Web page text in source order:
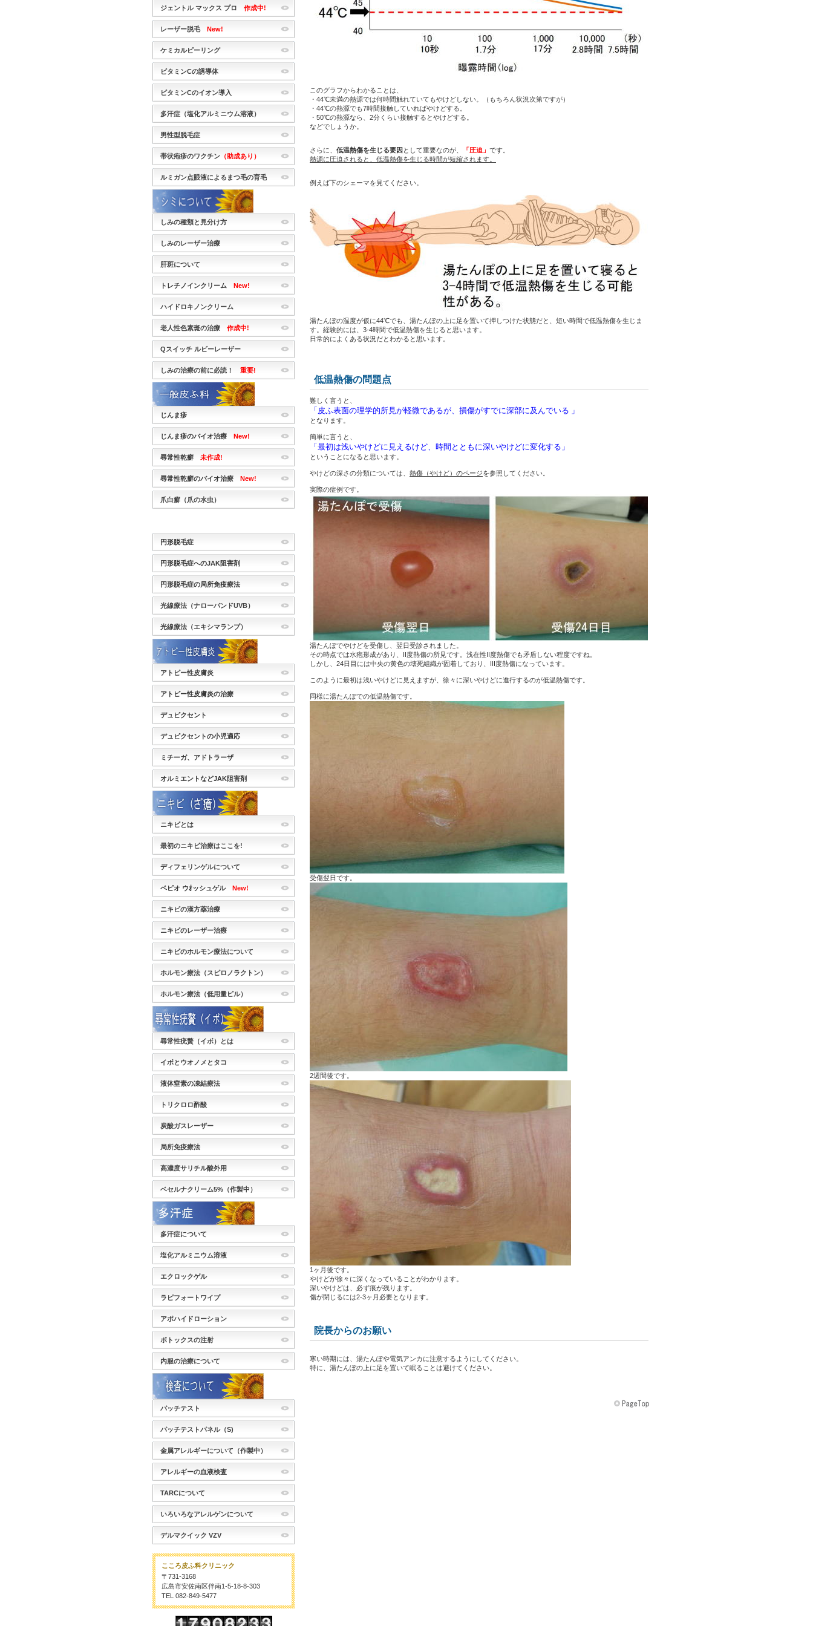
このグラフからわかることは、
・44℃未満の熱源では何時間触れていてもやけどしない。（もちろん状況次第ですが）
・44℃の熱源でも7時間接触していればやけどする。
・50℃の熱源なら、2分くらい接触するとやけどする。
などでしょうか。
さらに、 低温熱傷を生じる要因 として重要なのが、 「圧迫」 です。
熱源に圧迫されると、低温熱傷を生じる時間が短縮されます。
例えば下のシェーマを見てください。
湯たんぽの温度が仮に44℃でも、湯たんぽの上に足を置いて押しつけた状態だと、短い時間で低温熱傷を生じま
す。経験的には、3-4時間で低温熱傷を生じると思います。
日常的によくある状況だとわかると思います。
低温熱傷の問題点
難しく言うと、
「皮ふ表面の理学的所見が軽微であるが、損傷がすでに深部に及んでいる 」
となります。
簡単に言うと、
「最初は浅いやけどに見えるけど、時間とともに深いやけどに変化する」
ということになると思います。
やけどの深さの分類については、 熱傷（やけど）のページを参照してください。
実際の症例です。
湯たんぽでやけどを受傷し、翌日受診されました。
その時点では水疱形成があり、II度熱傷の所見です。浅在性II度熱傷でも矛盾しない程度ですね。
しかし、24日目には中央の黄色の壊死組織が固着しており、III度熱傷になっています。
このように最初は浅いやけどに見えますが、徐々に深いやけどに進行するのが低温熱傷です。
同様に湯たんぽでの低温熱傷です。
受傷翌日です。
2週間後です。
1ヶ月後です。
やけどが徐々に深くなっていることがわかります。
深いやけどは、必ず痕が残ります。
傷が閉じるには2-3ヶ月必要となります。
院長からのお願い
寒い時期には、湯たんぽや電気アンカに注意するようにしてください。
特に、湯たんぽの上に足を置いて眠ることは避けてください。
ジェントル マックス プロ 作成中!
レーザー脱毛New!
ケミカルピーリング
ビタミンCの誘導体
ビタミンCのイオン導入
多汗症（塩化アルミニウム溶液）
男性型脱毛症
帯状疱疹のワクチン （助成あり）
ルミガン点眼液によるまつ毛の育毛
しみの種類と見分け方
しみのレーザー治療
肝斑について
トレチノインクリーム New!
ハイドロキノンクリーム
老人性色素斑の治療 作成中!
Qスイッチ ルビーレーザー
しみの治療の前に必読！ 重要!
じんま疹
じんま疹のバイオ治療 New!
尋常性乾癬 未作成!
尋常性乾癬のバイオ治療 New!
爪白癬（爪の水虫）
円形脱毛症
円形脱毛症へのJAK阻害剤
円形脱毛症の局所免疫療法
光線療法（ナローバンドUVB）
光線療法（エキシマランプ）
アトピー性皮膚炎
アトピー性皮膚炎の治療
デュピクセント
デュピクセントの小児適応
ミチーガ、アドトラーザ
オルミエントなどJAK阻害剤
ニキビとは
最初のニキビ治療はここを!
ディフェリンゲルについて
ベピオ ウｵッシュゲルNew!
ニキビの漢方薬治療
ニキビのレーザー治療
ニキビのホルモン療法について
ホルモン療法（スピロノラクトン）
ホルモン療法（低用量ピル）
尋常性疣贅（イボ）とは
イボとウオノメとタコ
液体窒素の凍結療法
トリクロロ酢酸
炭酸ガスレーザー
局所免疫療法
高濃度サリチル酸外用
ベセルナクリーム5%（作製中）
多汗症について
塩化アルミニウム溶液
エクロックゲル
ラピフォートワイプ
アポハイドローション
ボトックスの注射
内服の治療について
パッチテスト
パッチテストパネル（S)
金属アレルギーについて（作製中）
アレルギーの血液検査
TARCについて
いろいろなアレルゲンについて
デルマクイック VZV
こころ皮ふ科クリニック
〒731-3168
広島市安佐南区伴南1-5-18-8-303
TEL 082-849-5477